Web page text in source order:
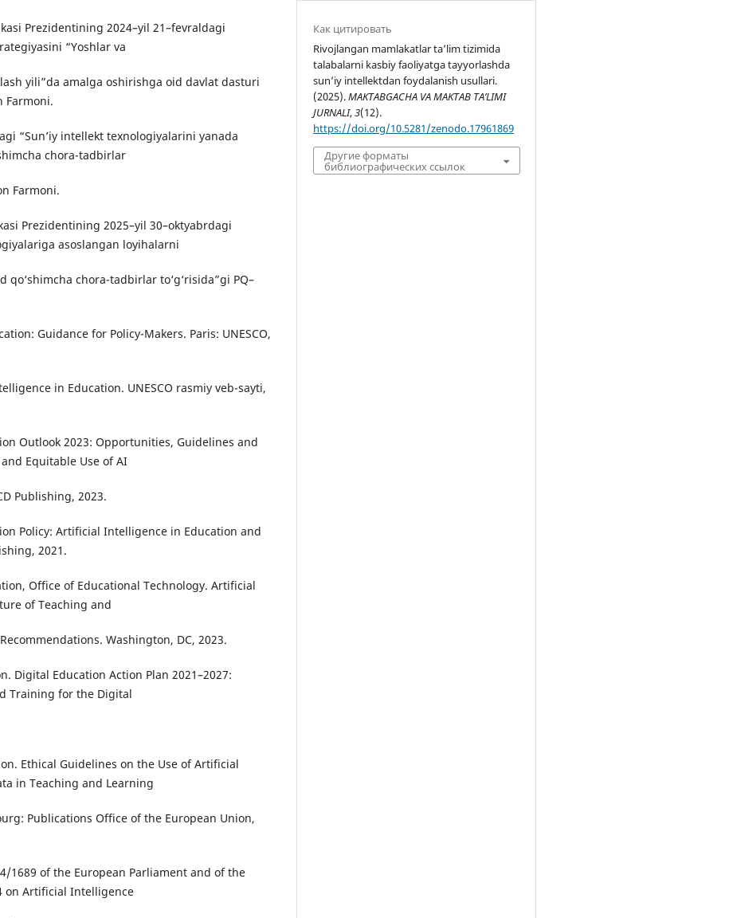
Prezidentining 2024–yil 21–fevraldagi
“Yoshlar va
yili”da amalga oshirishga oid davlat dasturi
Farmoni.
“Sun’iy intellekt texnologiyalarini yanada
chora-tadbirlar
Farmoni.
Prezidentining 2025–yil 30–oktyabrdagi
asoslangan loyihalarni
qo‘shimcha chora-tadbirlar to‘g‘risida”gi PQ–
Guidance for Policy-Makers. Paris: UNESCO,
in Education. UNESCO rasmiy veb-sayti,
Outlook 2023: Opportunities, Guidelines and
Equitable Use of AI
Publishing, 2023.
Policy: Artificial Intelligence in Education and
2021.
Office of Educational Technology. Artificial
of Teaching and
Washington, DC, 2023.
Digital Education Action Plan 2021–2027:
Training for the Digital
Ethical Guidelines on the Use of Artificial
in Teaching and Learning
Publications Office of the European Union,
1689 of the European Parliament and of the
on Artificial Intelligence
Как цитировать
Rivojlangan mamlakatlar ta’lim tizimida
talabalarni kasbiy faoliyatga tayyorlashda
sun’iy intellektdan foydalanish usullari.
(2025).MAKTABGACHA VA MAKTAB TA’LIMI
JURNALI,3(12).
https://doi.org/10.5281/zenodo.17961869
Другие форматы
библиографических ссылок